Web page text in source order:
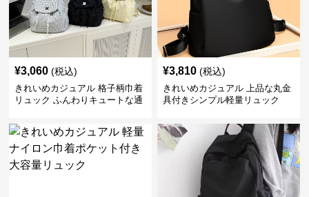
¥3,060 (税込)
きれいめカジュアル 格子柄巾着
リュック ふんわりキュートな通
¥3,810 (税込)
きれいめカジュアル 上品な丸金
具付きシンプル軽量リュック